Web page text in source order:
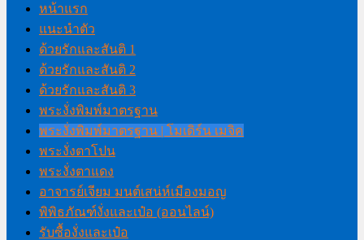
หน้าแรก
แนะนำตัว
ด้วยรักและสันติ 1
ด้วยรักและสันติ 2
ด้วยรักและสันติ 3
พระงั่งพิมพ์มาตรฐาน
พระงั่งพิมพ์มาตรฐาน | โมเดิร์น เมจิค
พระงั่งตาโปน
พระงั่งตาแดง
อาจารย์เจียม มนต์เสน่ห์เมืองมอญ
พิพิธภัณฑ์งั่งและเป๋อ (ออนไลน์)
รับซื้องั่งและเป๋อ